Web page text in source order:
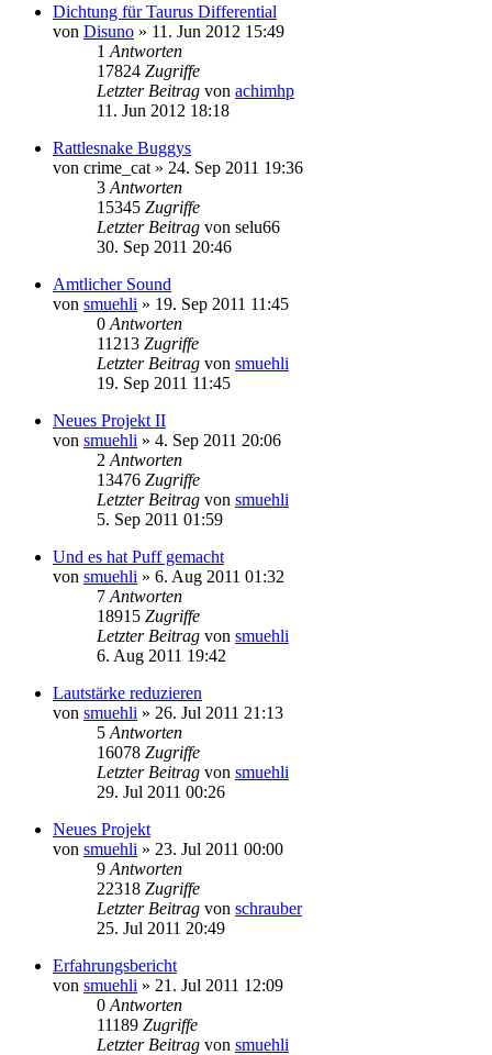
Dichtung für Taurus Differential
von Disuno » 11. Jun 2012 15:49
1 Antworten
17824 Zugriffe
Letzter Beitrag von achimhp
11. Jun 2012 18:18
Rattlesnake Buggys
von crime_cat » 24. Sep 2011 19:36
3 Antworten
15345 Zugriffe
Letzter Beitrag von selu66
30. Sep 2011 20:46
Amtlicher Sound
von smuehli » 19. Sep 2011 11:45
0 Antworten
11213 Zugriffe
Letzter Beitrag von smuehli
19. Sep 2011 11:45
Neues Projekt II
von smuehli » 4. Sep 2011 20:06
2 Antworten
13476 Zugriffe
Letzter Beitrag von smuehli
5. Sep 2011 01:59
Und es hat Puff gemacht
von smuehli » 6. Aug 2011 01:32
7 Antworten
18915 Zugriffe
Letzter Beitrag von smuehli
6. Aug 2011 19:42
Lautstärke reduzieren
von smuehli » 26. Jul 2011 21:13
5 Antworten
16078 Zugriffe
Letzter Beitrag von smuehli
29. Jul 2011 00:26
Neues Projekt
von smuehli » 23. Jul 2011 00:00
9 Antworten
22318 Zugriffe
Letzter Beitrag von schrauber
25. Jul 2011 20:49
Erfahrungsbericht
von smuehli » 21. Jul 2011 12:09
0 Antworten
11189 Zugriffe
Letzter Beitrag von smuehli